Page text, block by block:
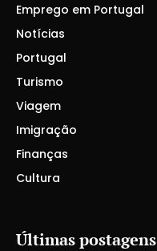
Emprego em Portugal
Notícias
Portugal
Turismo
Viagem
Imigração
Finanças
Cultura
Últimas postagens